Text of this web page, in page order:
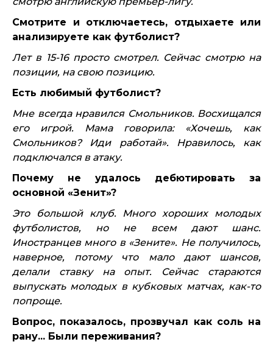
Смотрите и отключаетесь, отдыхаете или
анализируете как футболист?
Лет в 15-16 просто смотрел. Сейчас смотрю на
позиции, на свою позицию.
Есть любимый футболист?
Мне всегда нравился Смольников. Восхищался
его игрой. Мама говорила: «Хочешь, как
Смольников? Иди работай». Нравилось, как
подключался в атаку.
Почему не удалось дебютировать за
основной «Зенит»?
Это большой клуб. Много хороших молодых
футболистов, но не всем дают шанс.
Иностранцев много в «Зените». Не получилось,
наверное, потому что мало дают шансов,
делали ставку на опыт. Сейчас стараются
выпускать молодых в кубковых матчах, как-то
попроще.
Вопрос, показалось, прозвучал как соль на
рану... Были переживания?